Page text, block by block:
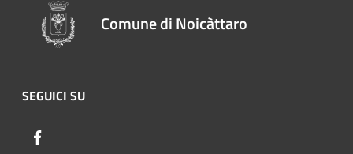
Comune di Noicàttaro
SEGUICI SU